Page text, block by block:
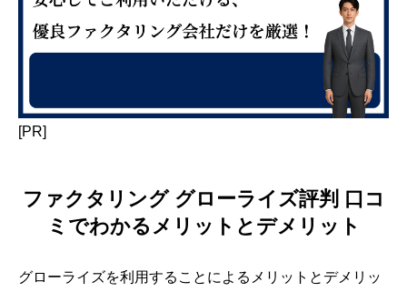
[PR]
ファクタリング グローライズ評判 口コ
ミでわかるメリットとデメリット
グローライズを利用することによるメリットとデメリッ